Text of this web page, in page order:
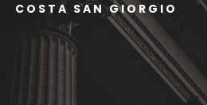
COSTA SAN GIORGIO